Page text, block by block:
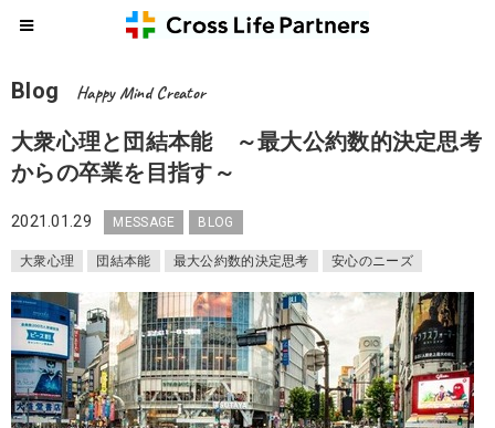
Blog Happy Mind Creator
大衆心理と団結本能 ～最大公約数的決定思考
からの卒業を目指す～
2021.01.29 MESSAGE BLOG
大衆心理 団結本能 最大公約数的決定思考 安心のニーズ